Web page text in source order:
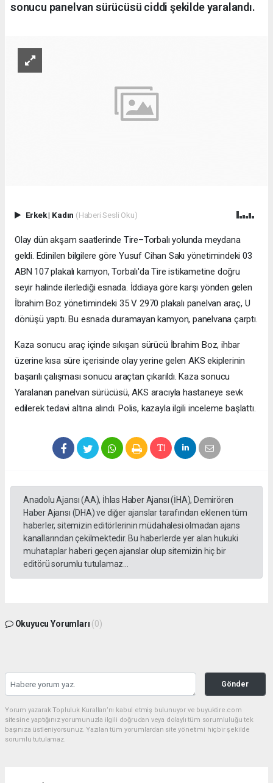
sonucu panelvan sürücüsü ciddi şekilde yaralandı.
Erkek| Kadın (Haberi Sesli Oku)
Olay dün akşam saatlerinde Tire–Torbalı yolunda meydana
geldi. Edinilen bilgilere göre Yusuf Cihan Sakı yönetimindeki 03
ABN 107 plakalı kamyon, Torbalı'da Tire istikametine doğru
seyir halinde ilerlediği esnada. İddiaya göre karşı yönden gelen
İbrahim Boz yönetimindeki 35 V 2970 plakalı panelvan araç, U
dönüşü yaptı. Bu esnada duramayan kamyon, panelvana çarptı.
Kaza sonucu araç içinde sıkışan sürücü İbrahim Boz, ihbar
üzerine kısa süre içerisinde olay yerine gelen AKS ekiplerinin
başarılı çalışması sonucu araçtan çıkarıldı. Kaza sonucu
Yaralanan panelvan sürücüsü, AKS aracıyla hastaneye sevk
edilerek tedavi altına alındı. Polis, kazayla ilgili inceleme başlattı.
Anadolu Ajansı (AA), İhlas Haber Ajansı (İHA), Demirören
Haber Ajansı (DHA) ve diğer ajanslar tarafından eklenen tüm
haberler, sitemizin editörlerinin müdahalesi olmadan ajans
kanallarından çekilmektedir. Bu haberlerde yer alan hukuki
muhataplar haberi geçen ajanslar olup sitemizin hiç bir
editörü sorumlu tutulamaz...
Okuyucu Yorumları (0)
Gönder
Yorum yazarak Topluluk Kuralları’nı kabul etmiş bulunuyor ve buyuktire.com
sitesine yaptığınız yorumunuzla ilgili doğrudan veya dolaylı tüm sorumluluğu tek
başınıza üstleniyorsunuz. Yazılan tüm yorumlardan site yönetimi hiçbir şekilde
sorumlu tutulamaz.